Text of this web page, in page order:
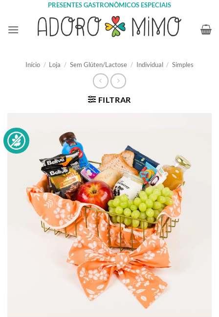
content
PRESENTES GASTRONÔMICOS ESPECIAIS
Início / Loja / Sem Glúten/Lactose / Individual / Simples
FILTRAR